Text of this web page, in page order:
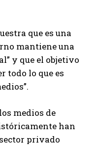
que es una
mantiene una
y que el objetivo
todo lo que es
medios de
han
privado